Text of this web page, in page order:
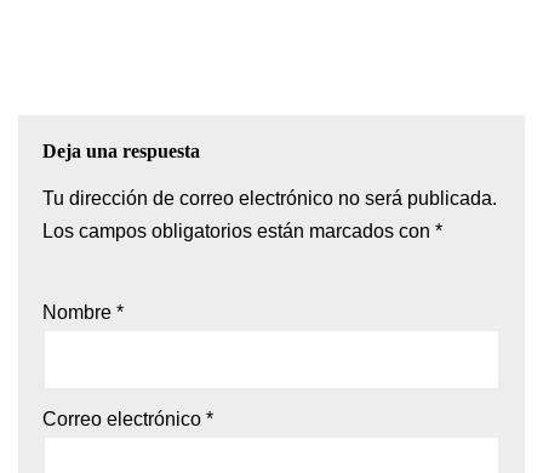
Deja una respuesta
Tu dirección de correo electrónico no será publicada.
Los campos obligatorios están marcados con *
Nombre *
Correo electrónico *